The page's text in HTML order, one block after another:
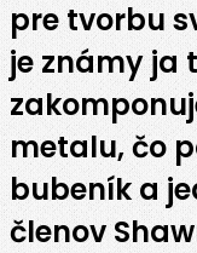
pre tvorbu
je známy ja
metalu, čo
bubeník a
členov